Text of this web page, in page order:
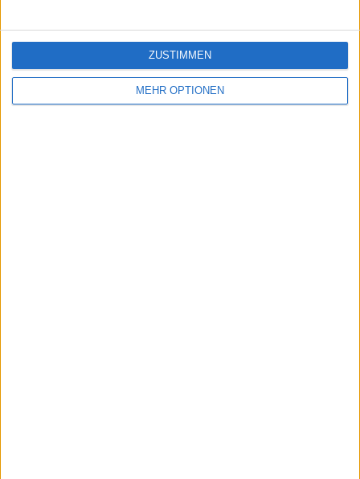
MEHR OPTIONEN
ZUSTIMMEN